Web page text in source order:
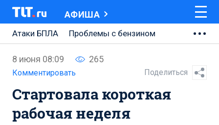
АФИША
Атаки БПЛА
Проблемы с бензином
Ремонт Центральной площади
Ремонт Обводного шоссе
Набережная Тольятти
8 июня 08:09 265
Комментировать Поделиться
Стартовала короткая
рабочая неделя